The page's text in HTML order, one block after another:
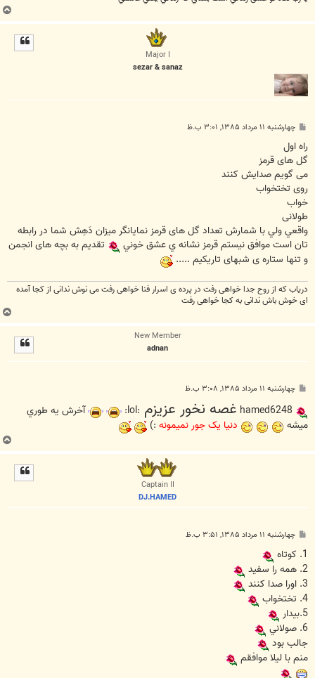
ب
ا
Major I
sezar & sanaz
پ
ت
چهارشنبه ۱۱ مرداد ۱۳۸۵, ۳:۰۱ ب.ظ
راه اول
گل های قرمز
می گویم صدایش کنند
روی تختخواب
خواب
طولانی
واقعي ولي با شمارش تعداد گل های قرمز نمایانگر میزان دَهِش شما در رابطه
تان است موافق نيستم قرمز نشانه ي عشق خوني
تقدیم به بچه های انجمن
و تنها ستاره ی شبهای تاریکیم .....
دریاب که از روح جدا خواهی رفت در پرده ی اسرار فنا خواهی رفت می نوش ندانی از کجا آمده
ای خوش باش ندانی به کجا خواهی رفت
ب
ا
New Member
adnan
پ
ت
چهارشنبه ۱۱ مرداد ۱۳۸۵, ۳:۰۸ ب.ظ
hamed6248 غصه نخور عزيزم
آخرش يه طوري
ميشه
دنيا ک جور ميمونه:)
ب
ا
Captain II
DJ.HAMED
پ
ت
چهارشنبه ۱۱ مرداد ۱۳۸۵, ۳:۵۱ ب.ظ
1. کوتاه
2. همه را سفيد
3. اورا صدا کنند
4. تختخواب
5.بيدار
6. صولاني
جالب بود
منم با ليلا موافقم